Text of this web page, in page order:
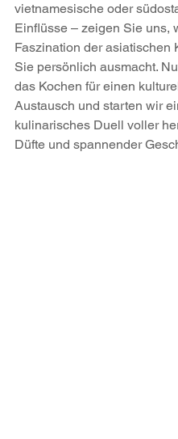
vietnamesische oder
Einflüsse – zeigen Sie uns,
Faszination der asiatischen
Sie persönlich ausmacht.
das Kochen für einen
Austausch und starten wir
kulinarisches Duell voller
Düfte und spannender